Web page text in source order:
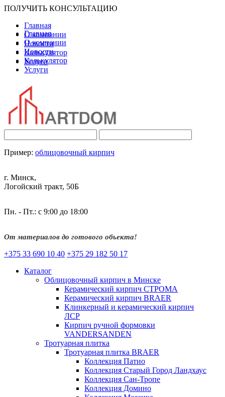
ПОЛУЧИТЬ КОНСУЛЬТАЦИЮ
Главная
О компании
Новости
Калькулятор
Услуги
Главная
О компании
Новости
Калькулятор
Услуги
Пример: облицовочный кирпич
г. Минск,
Логойский тракт, 50Б
Пн. - Пт.: с 9:00 до 18:00
От материалов до готового объекта!
+375 33 690 10 40 +375 29 182 50 17
Каталог
Облицовочный кирпич в Минске
Керамический кирпич СТРОМА
Керамический кирпич BRAER
Клинкерный и керамический кирпич
ЛСР
Кирпич ручной формовки
VANDERSANDEN
Тротуарная плитка
Тротуарная плитка BRAER
Коллекция Патио
Коллекция Старый Город Ландхаус
Коллекция Сан-Тропе
Коллекция Домино